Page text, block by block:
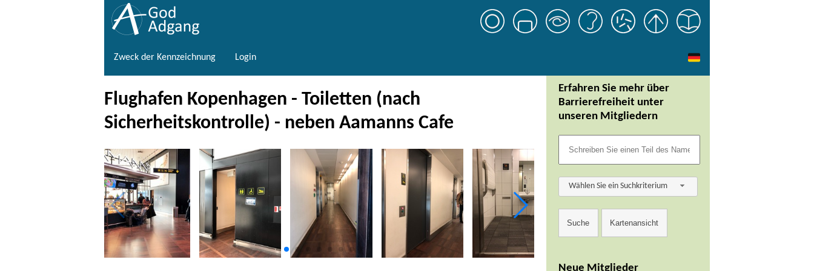
Zweck der Kennzeichnung Login
Flughafen Kopenhagen - Toiletten (nach
Sicherheitskontrolle) - neben Aamanns Cafe
Erfahren Sie mehr über
Barrierefreiheit unter
unseren Mitgliedern
Wählen Sie ein Suchkriterium
Neue Mitglieder